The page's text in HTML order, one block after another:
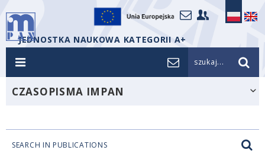
JEDNOSTKA NAUKOWA KATEGORII A+
szukaj...
CZASOPISMA IMPAN
SEARCH IN PUBLICATIONS